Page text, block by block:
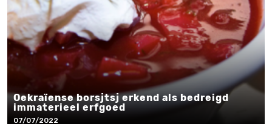
Oekraïense borsjtsj erkend als bedreigd
immaterieel erfgoed
07/07/2022